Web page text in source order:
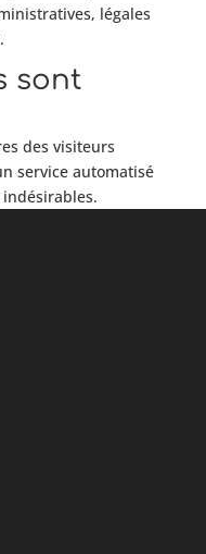
légales
sont
des visiteurs
service automatisé